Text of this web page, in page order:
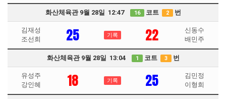
화산체육관 9월 28일 12:47 16 코트 2 번
김재성
조선희
25 기록 22
신동수
배민주
화산체육관 9월 28일 13:04 1 코트 3 번
유성주
강인혜
18 기록 25
김민정
이형희